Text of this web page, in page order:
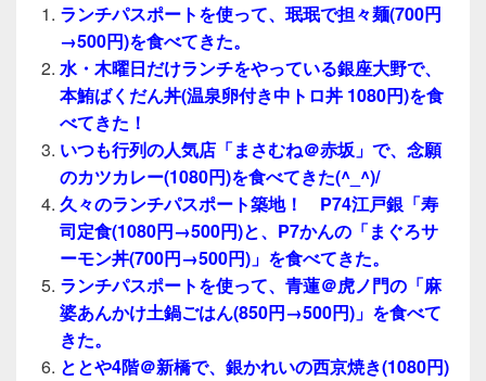
ランチパスポートを使って、珉珉で担々麺(700円
→500円)を食べてきた。
水・木曜日だけランチをやっている銀座大野で、
本鮪ばくだん丼(温泉卵付き中トロ丼 1080円)を食
べてきた！
いつも行列の人気店「まさむね＠赤坂」で、念願
のカツカレー(1080円)を食べてきた(^_^)/
久々のランチパスポート築地！ P74江戸銀「寿
司定食(1080円→500円)と、P7かんの「まぐろサ
ーモン丼(700円→500円)」を食べてきた。
ランチパスポートを使って、青蓮＠虎ノ門の「麻
婆あんかけ土鍋ごはん(850円→500円)」を食べて
きた。
ととや4階＠新橋で、銀かれいの西京焼き(1080円)